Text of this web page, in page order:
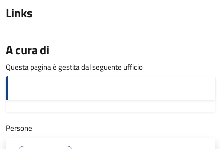
Links
A cura di
Questa pagina è gestita dal seguente ufficio
Persone